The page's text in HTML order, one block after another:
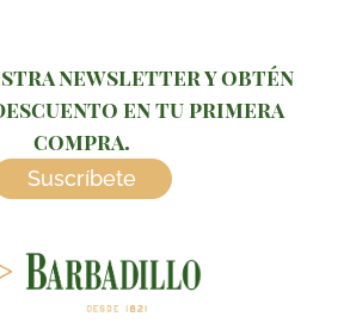
newsletter y obtén
descuento en tu primera
compra.
Suscríbete